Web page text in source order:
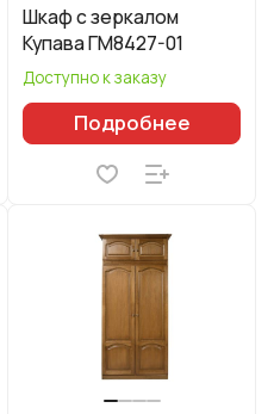
Шкаф с зеркалом
Купава ГМ8427-01
Доступно к заказу
Подробнее